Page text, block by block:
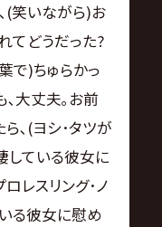
(笑いながら)お
てどうだった?
で)ちゅらかっ
､大丈夫｡お前
､(ヨシ･タツが
している彼女に
レスリング･ノ
る彼女に慰め